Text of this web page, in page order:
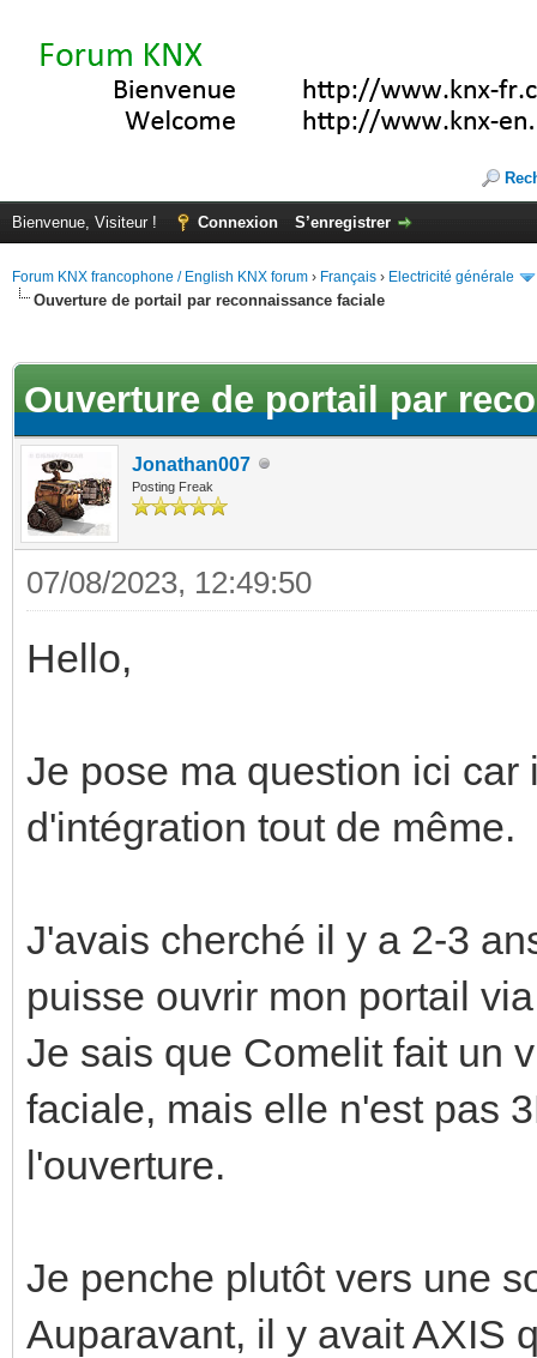
Bienvenue, Visiteur ! Connexion S’enregistrer
Forum KNX francophone / English KNX forum › Français › Electricité générale
Ouverture de portail par reconnaissance faciale
Ouverture de portail par
Jonathan007
Posting Freak
07/08/2023, 12:49:50
Hello,
Je pose ma question ici
d'intégration tout de même.
J'avais cherché il y a 2-3
puisse ouvrir mon portail
Je sais que Comelit fait un
faciale, mais elle n'est pas
l'ouverture.
Je penche plutôt vers une
Auparavant, il y avait AXIS